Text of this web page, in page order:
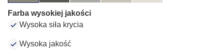
Farba wysokiej jakości
Wysoka siła krycia
Wysoka jakość